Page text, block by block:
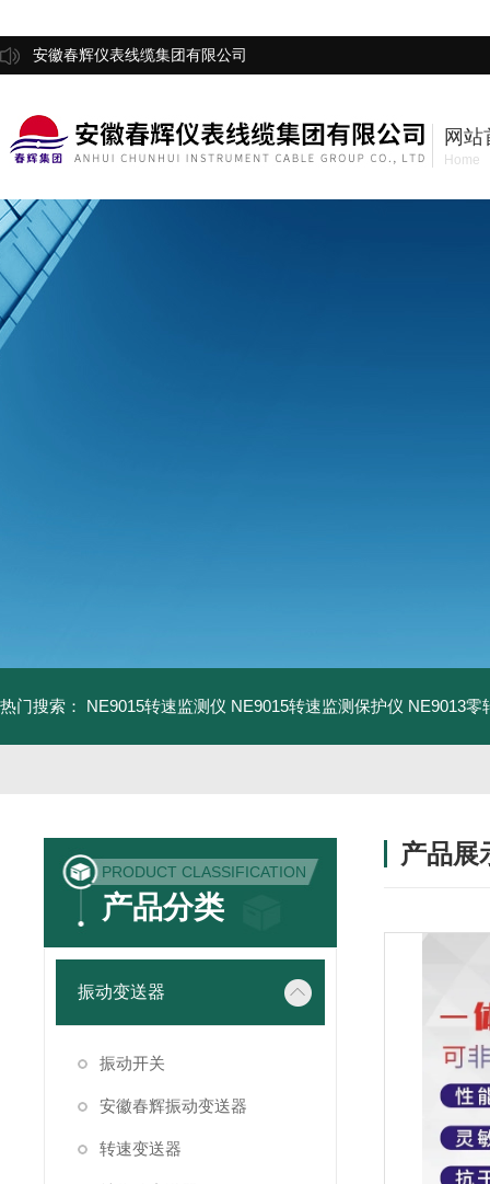
安徽春辉仪表线缆集团有限公司
网站
Home
热门搜索： NE9015转速监测仪 NE9015转速监测保护仪 NE9013零
PRODUCT CLASSIFICATION
产品分类
振动变送器
振动开关
安徽春辉振动变送器
转速变送器
产品展